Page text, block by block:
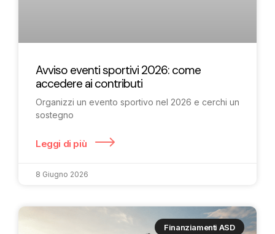
Avviso eventi sportivi 2026: come
accedere ai contributi
Organizzi un evento sportivo nel 2026 e cerchi un
sostegno
Leggi di più
8 Giugno 2026
Finanziamenti ASD